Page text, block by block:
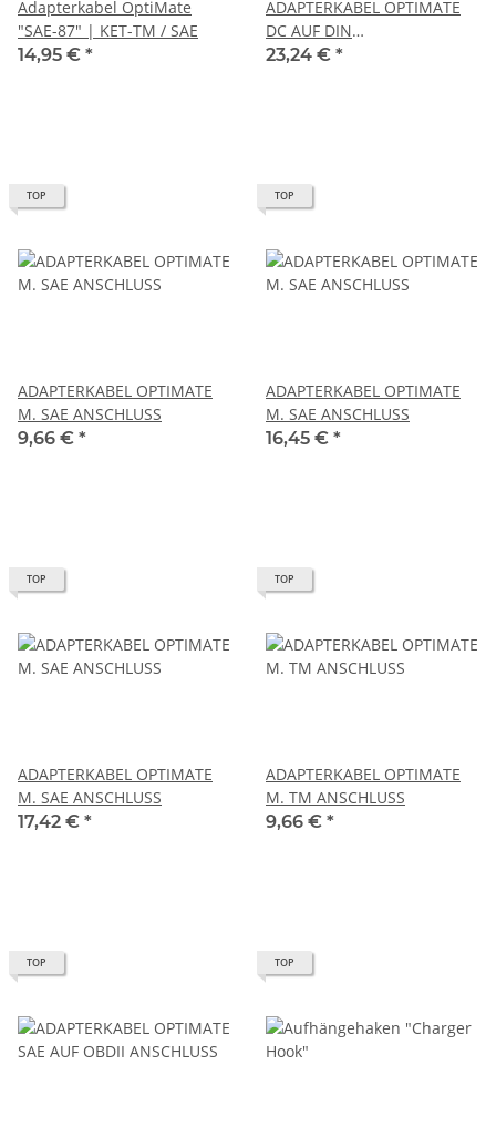
Adapterkabel OptiMate
"SAE-87" | KET-TM / SAE
14,95 € *
ADAPTERKABEL OPTIMATE
DC AUF DIN
WINKELSTECKER
23,24 € *
TOP
ADAPTERKABEL OPTIMATE
M. SAE ANSCHLUSS
9,66 € *
TOP
ADAPTERKABEL OPTIMATE
M. SAE ANSCHLUSS
16,45 € *
TOP
ADAPTERKABEL OPTIMATE
M. SAE ANSCHLUSS
17,42 € *
TOP
ADAPTERKABEL OPTIMATE
M. TM ANSCHLUSS
9,66 € *
TOP TOP